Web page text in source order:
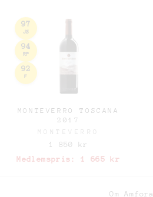
97
JS
94
RP
92
F
MONTEVERRO TOSCANA
2017
MONTEVERRO
1 850 kr
Medlemspris:
1 665 kr
Om Amfora